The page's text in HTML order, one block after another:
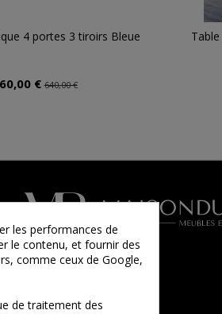
4 portes 3 tiroirs Bleue
€640,00 €
nous ?
les performances de
le contenu, et fournir des
comme ceux de Google,
de traitement des